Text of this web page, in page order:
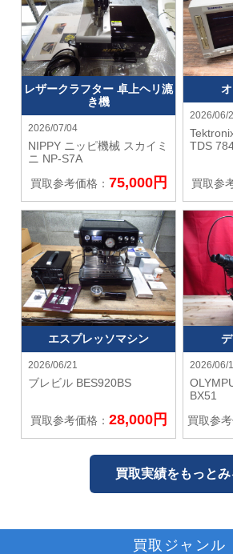
レザークラフター 卓上ヘリ漉
き機
2026/07/04
NIPPY ニッピ機械 スカイミ
ニ NP-S7A
買取参考価格： 75,000円
2026/06/
TDS
買取参
エスプレッソマシン
2026/06/21
ブレビル BES920BS
買取参考価格： 28,000円
2026/06/
BX51
買取参考
買取実績をもっとみ
買取ジャンル